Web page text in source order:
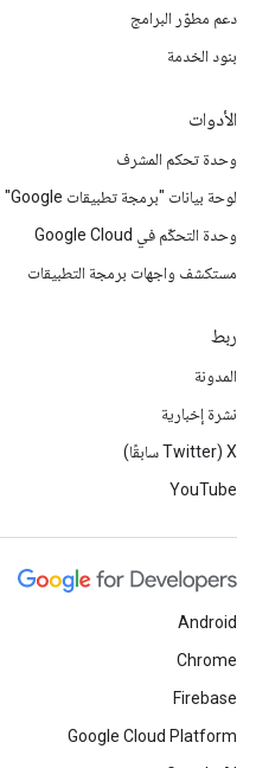
دعم مطوّر البرامج
بنود الخدمة
الأدوات
وحدة تحكم المشرف
لوحة بيانات "برمجة تطبيقات Google"
وحدة التحكّم في Google Cloud
مستكشف واجهات برمجة التطبيقات
ربط
المدونة
نشرة إخبارية
‫X ‏(Twitter سابقًا)
YouTube
Android
Chrome
Firebase
Google Cloud Platform